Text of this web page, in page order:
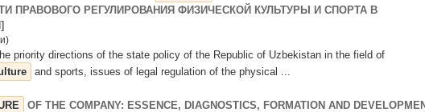
ПРАВОВОГО РЕГУЛИРОВАНИЯ ФИЗИЧЕСКОЙ КУЛЬТУРЫ И СПОРТА В
priority directions of the state policy of the Republic of Uzbekistan in the field of
and sports, issues of legal regulation of the physical ...
OF THE COMPANY: ESSENCE, DIAGNOSTICS, FORMATION AND